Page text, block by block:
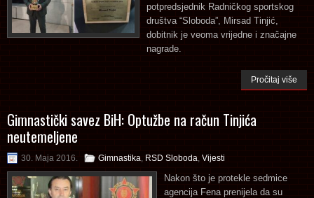
potpredsjednik Radničkog sportskog
društva “Sloboda”, Mirsad Tinjić,
dobitnik je veoma vrijedne i značajne
nagrade.
Pročitaj više
Gimnastički savez BiH: Optužbe na račun Tinjića
neutemeljene
30. Maja 2016. Gimnastika RSD Sloboda Vijesti
Nakon što je protekle sedmice
agencija Fena prenijela da su